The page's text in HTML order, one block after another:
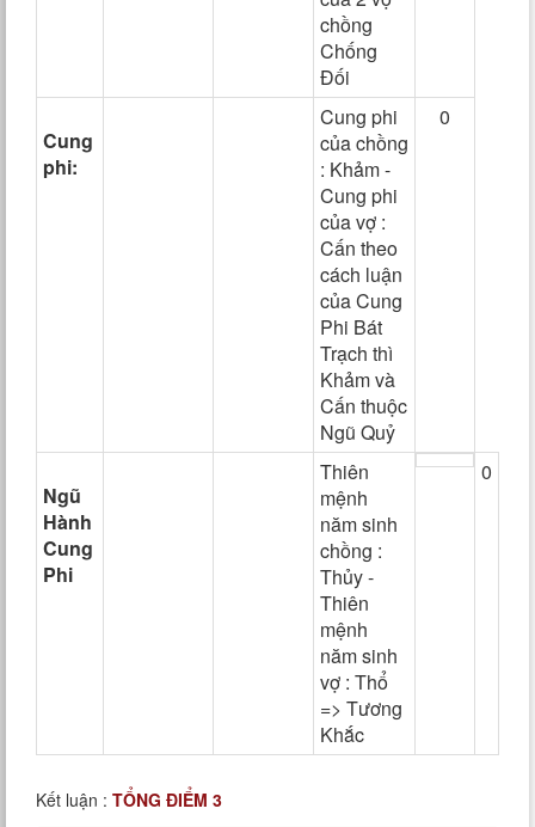
chồng
Chống
Đối
Cung
phi:
Cung phi
của chồng
: Khảm -
Cung phi
của vợ :
Cấn theo
cách luận
của Cung
Phi Bát
Trạch thì
Khảm và
Cấn thuộc
Ngũ Quỷ
0
Ngũ
Hành
Cung
Phi
Thiên
mệnh
năm sinh
chồng :
Thủy -
Thiên
mệnh
năm sinh
vợ : Thổ
=> Tương
Khắc
0
Kết luận : TỔNG ĐIỂM 3